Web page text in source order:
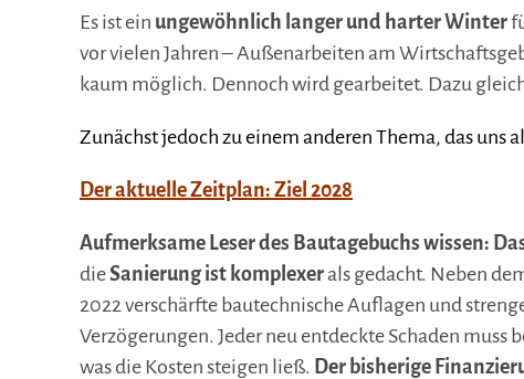
Es ist ein ungewöhnlich langer und harter Winter
vor vielen Jahren – Außenarbeiten am
kaum möglich. Dennoch wird gearbeitet. Dazu
Zunächst jedoch zu einem anderen Thema, das uns
Der aktuelle Zeitplan: Ziel 2028
Aufmerksame Leser des Bautagebuchs wissen:
dieSanierung ist komplexerals gedacht. Neben
2022 verschärfte bautechnische Auflagen und
Verzögerungen. Jeder neu entdeckte Schaden
was die Kosten steigen ließ. Der bisherige